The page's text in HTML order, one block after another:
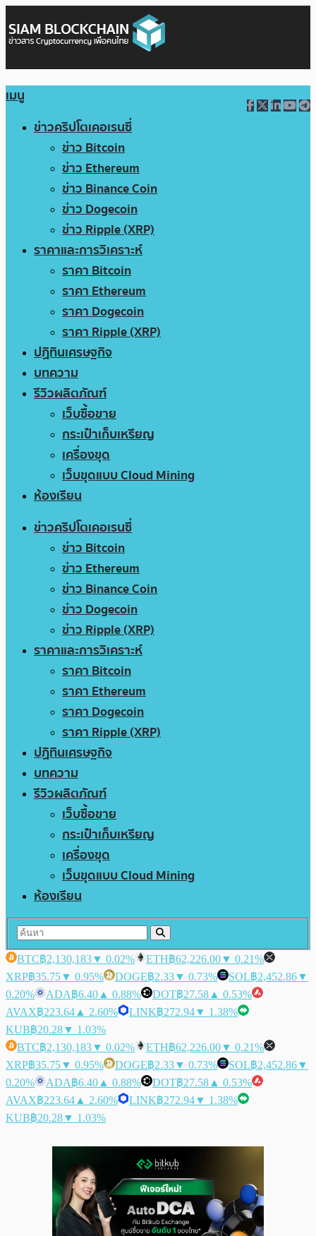
เมนู
ข่าวคริปโตเคอเรนซี่
ข่าว Bitcoin
ข่าว Ethereum
ข่าว Binance Coin
ข่าว Dogecoin
ข่าว Ripple (XRP)
ราคาและการวิเคราะห์
ราคา Bitcoin
ราคา Ethereum
ราคา Dogecoin
ราคา Ripple (XRP)
ปฏิทินเศรษฐกิจ
บทความ
รีวิวผลิตภัณฑ์
เว็บซื้อขาย
กระเป๋าเก็บเหรียญ
เครื่องขุด
เว็บขุดแบบ Cloud Mining
ห้องเรียน
ข่าวคริปโตเคอเรนซี่
ข่าว Bitcoin
ข่าว Ethereum
ข่าว Binance Coin
ข่าว Dogecoin
ข่าว Ripple (XRP)
ราคาและการวิเคราะห์
ราคา Bitcoin
ราคา Ethereum
ราคา Dogecoin
ราคา Ripple (XRP)
ปฏิทินเศรษฐกิจ
บทความ
รีวิวผลิตภัณฑ์
เว็บซื้อขาย
กระเป๋าเก็บเหรียญ
เครื่องขุด
เว็บขุดแบบ Cloud Mining
ห้องเรียน
BTC฿2,130,183▼ 0.02% ETH฿62,226.00▼ 0.21%
XRP฿35.75▼ 0.95% DOGE฿2.33▼ 0.73% SOL฿2,452.86▼
0.20%
ADA฿6.40 ▲ 0.88% DOT฿27.58 ▲ 0.53%
AVAX฿223.64 ▲ 2.60% LINK฿272.94▼ 1.38%
KUB฿20.28▼ 1.03%
BTC฿2,130,183▼ 0.02% ETH฿62,226.00▼ 0.21%
XRP฿35.75▼ 0.95% DOGE฿2.33▼ 0.73% SOL฿2,452.86▼
0.20%
ADA฿6.40 ▲ 0.88% DOT฿27.58 ▲ 0.53%
AVAX฿223.64 ▲ 2.60% LINK฿272.94▼ 1.38%
KUB฿20.28▼ 1.03%